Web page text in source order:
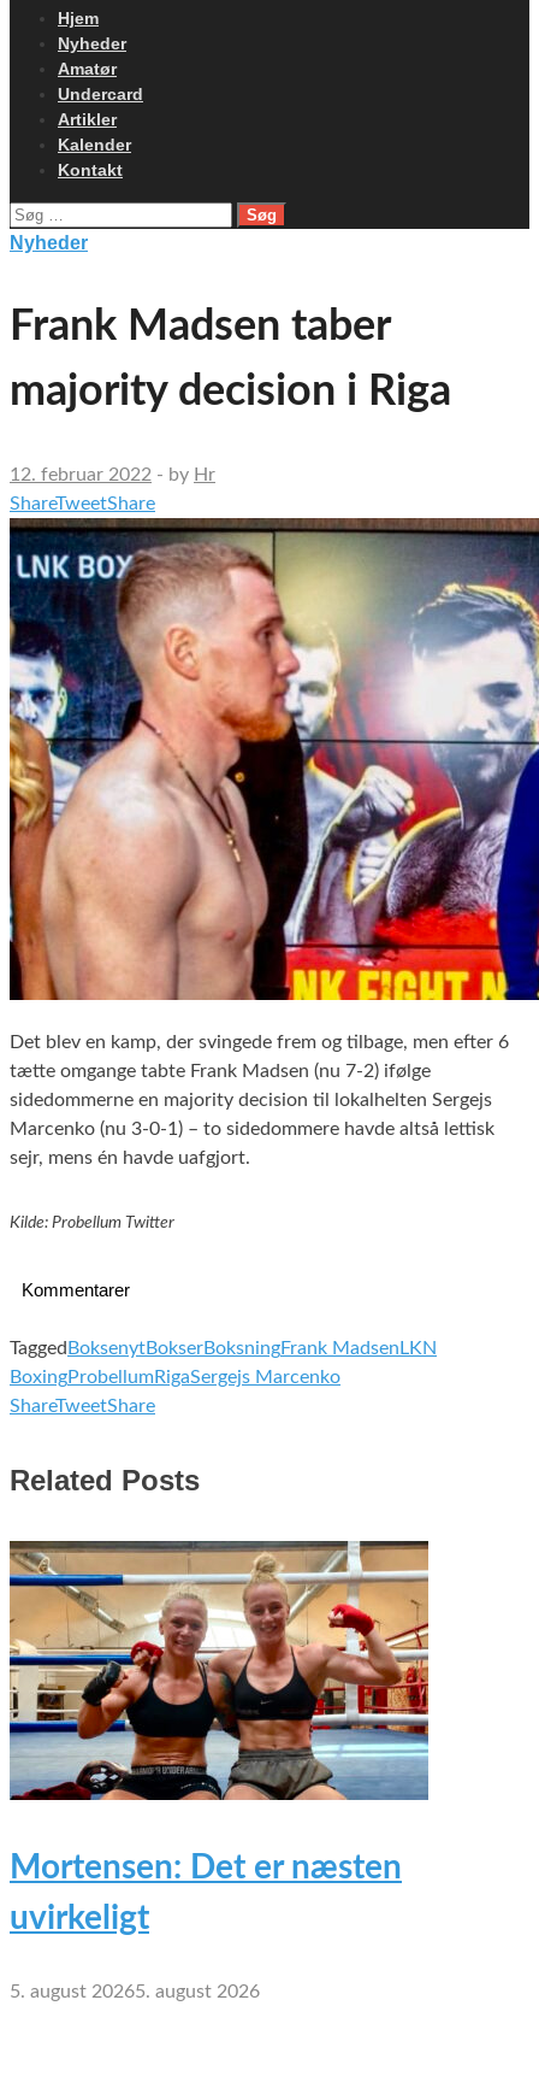
Hjem
Nyheder
Amatør
Undercard
Artikler
Kalender
Kontakt
Søg
efter:
Nyheder
Frank Madsen taber
majority decision i Riga
12. februar 2022 - by Hr
ShareTweetShare
Det blev en kamp, der svingede frem og tilbage, men efter 6
tætte omgange tabte Frank Madsen (nu 7-2) ifølge
sidedommerne en majority decision til lokalhelten Sergejs
Marcenko (nu 3-0-1) – to sidedommere havde altså lettisk
sejr, mens én havde uafgjort.
Kilde: Probellum Twitter
Kommentarer
Tagged BoksenytBokserBoksningFrank Madsen LKN
BoxingProbellumRigaSergejs Marcenko
ShareTweetShare
Related Posts
Mortensen: Det er næsten
uvirkeligt
5. august 20265. august 2026